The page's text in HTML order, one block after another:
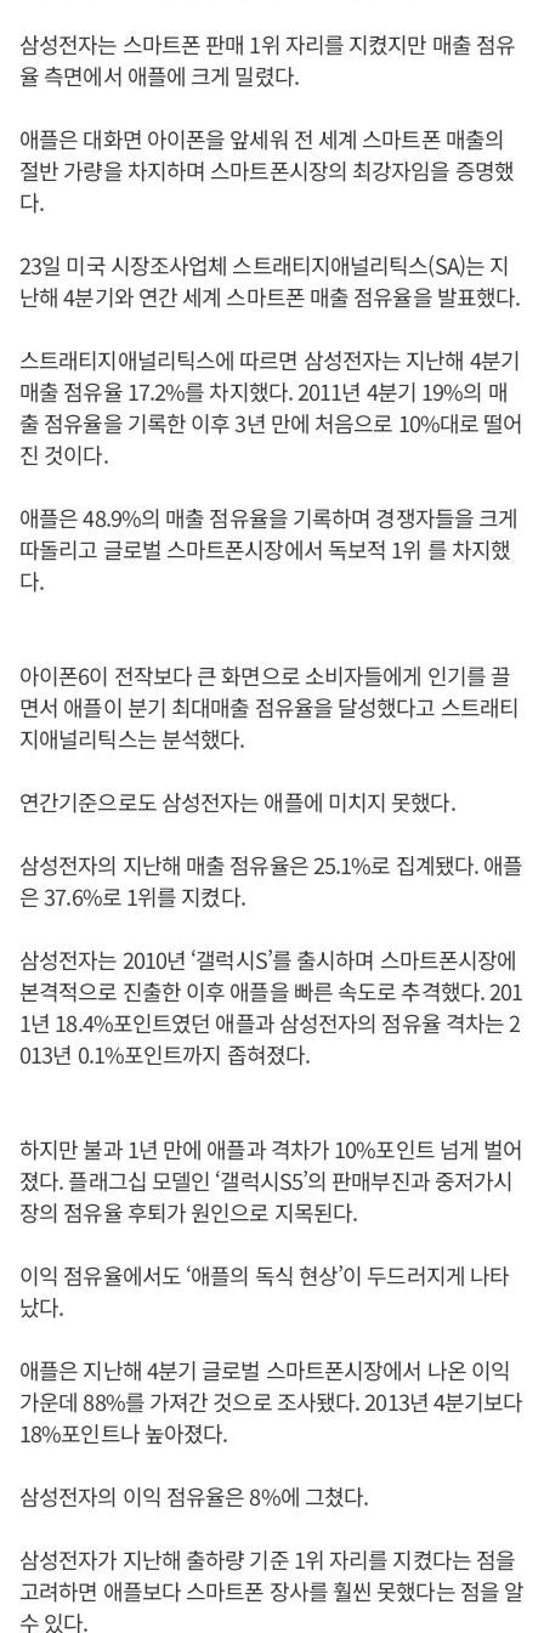
삼성전자는 스마트폰 판매 1위 자리를 지켰지만 매출 점유
율 측면에서 애플에 크게 밀렸다.
애플은 대화면 아이폰을 앞세워 전 세계 스마트폰 매출의
절반 가량을 차지하며 스마트폰시장의 최강자임을 증명했
다.
23일 미국 시장조사업체 스트래티지애널리틱스(SA)는 지
난해 4분기와 연간 세계 스마트폰 매출 점유율을 발표했다.
스트래티지애널리틱스에 따르면 삼성전자는 지난해 4분기
매출 점유율 17.2%를 차지했다. 2011년 4분기 19%의 매
출 점유율을 기록한 이후 3년 만에 처음으로 10%대로 떨어
진 것이다.
애플은 48.9%의 매출 점유율을 기록하며 경쟁자들을 크게
따돌리고 글로벌 스마트폰시장에서 독보적 1위 를 차지했
다.
아이폰6이 전작보다 큰 화면으로 소비자들에게 인기를 끌
면서 애플이 분기 최대매출 점유율을 달성했다고 스트래티
지애널리틱스는 분석했다.
연간기준으로도 삼성전자는 애플에 미치지 못했다.
삼성전자의 지난해 매출 점유율은 25.1%로 집계됐다. 애플
은 37.6%로 1위를 지켰다.
삼성전자는 2010년 ‘갤럭시S’를 출시하며 스마트폰시장에
본격적으로 진출한 이후 애플을 빠른 속도로 추격했다. 201
1년 18.4%포인트였던 애플과 삼성전자의 점유율 격차는 2
013년 0.1%포인트까지 좁혀졌다.
하지만 불과 1년 만에 애플과 격차가 10%포인트 넘게 벌어
졌다. 플래그십 모델인 ‘갤럭시S5’의 판매부진과 중저가시
장의 점유율 후퇴가 원인으로 지목된다.
이익 점유율에서도 ‘애플의 독식 현상’이 두드러지게 나타
났다.
애플은 지난해 4분기 글로벌 스마트폰시장에서 나온 이익
가운데 88%를 가져간 것으로 조사됐다. 2013년 4분기보다
18%포인트나 높아졌다.
삼성전자의 이익 점유율은 8%에 그쳤다.
삼성전자가 지난해 출하량 기준 1위 자리를 지켰다는 점을
고려하면 애플보다 스마트폰 장사를 훨씬 못했다는 점을 알
수 있다.